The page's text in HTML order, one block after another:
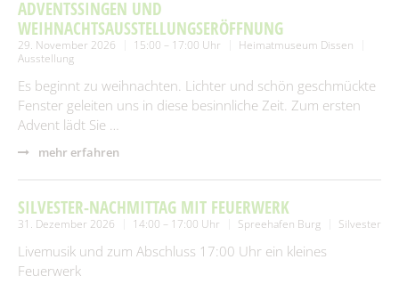
Fundtiere
Zahlen & Statistik
Formularservice
Spielplätze
Spenden & Sponsoring
Tourismus
ADVENTSSINGEN UND
WEIHNACHTSAUSSTELLUNGSERÖFFNUNG
29. November 2026 15:00 – 17:00 Uhr
Heimatmuseum Dissen
Ausstellung
Es beginnt zu weihnachten. Lichter und schön geschmückte
Fenster geleiten uns in diese besinnliche Zeit. Zum ersten
Advent lädt Sie …
mehr erfahren
SILVESTER-NACHMITTAG MIT FEUERWERK
31. Dezember 2026 14:00 – 17:00 Uhr Spreehafen Burg Silvester
Livemusik und zum Abschluss 17:00 Uhr ein kleines
Feuerwerk
SUCHEN